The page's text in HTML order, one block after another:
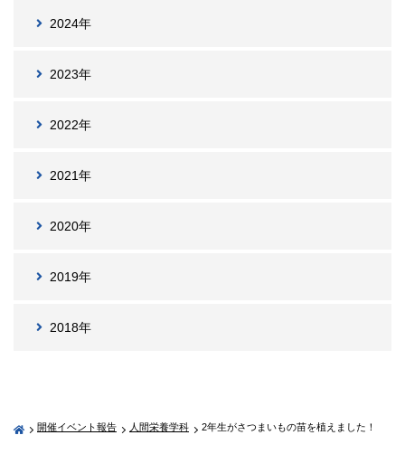
2024年
2023年
2022年
2021年
2020年
2019年
2018年
開催イベント報告 人間栄養学科 2年生がさつまいもの苗を植えました！